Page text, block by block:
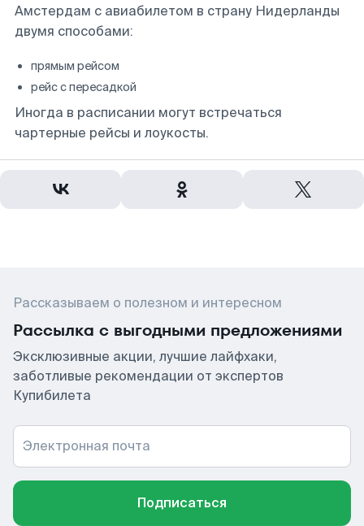
Амстердам с авиабилетом в страну Нидерланды
двумя способами:
прямым рейсом
рейс с пересадкой
Иногда в расписании могут встречаться
чартерные рейсы и лоукосты.
Рассказываем о полезном и интересном
Рассылка с выгодными предложениями
Эксклюзивные акции, лучшие лайфхаки,
заботливые рекомендации от экспертов
Купибилета
Электронная почта
Подписаться